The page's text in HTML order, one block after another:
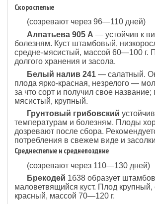
Скороспелые
(созревают через 96—110 дней)
Алпатьева 905 А — устойчив к
болезням. Куст штамбовый,
средне-мясистый, массой 60—100 г.
долгого хранения и засола.
Белый налив 241— салатный.
плода ярко-красная, незрелого —
за что сорт и получил свое название;
мясистый, крупный.
Грунтовый грибовский
температурам и болезням. Плоды
дозревают после сбора.
потребления в свежем виде и
Среднеспелые и среднепоздние
(созревают через 110—130 дней)
Брекодей 1б38 образует
маловетвящийся куст. Плод
красный, массой 70—120 г.